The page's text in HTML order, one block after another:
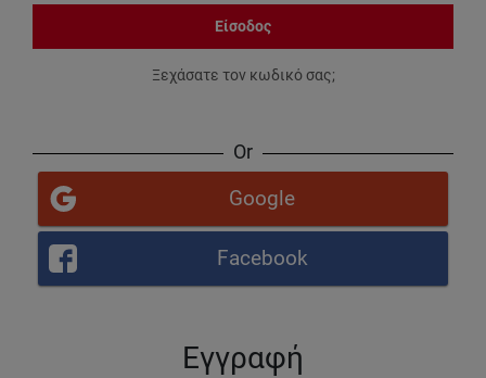
Είσοδος
Ξεχάσατε τον κωδικό σας;
Or
Google
Facebook
Εγγραφή